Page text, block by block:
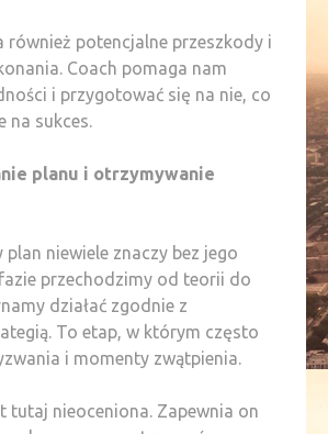
również potencjalne przeszkody i
Coach pomaga nam
i przygotować się na nie, co
na sukces.
planu i otrzymywanie
plan niewiele znaczy bez jego
przechodzimy od teorii do
działać zgodnie z
To etap, w którym często
i momenty zwątpienia.
tutaj nieoceniona. Zapewnia on